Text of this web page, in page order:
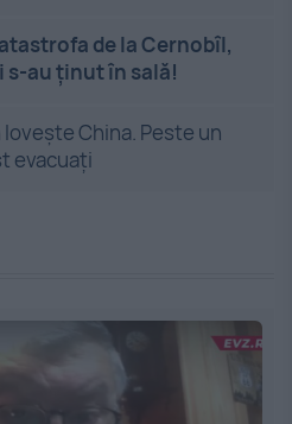
de la Cernobîl,
s-au ținut în sală!
China. Peste un
evacuați